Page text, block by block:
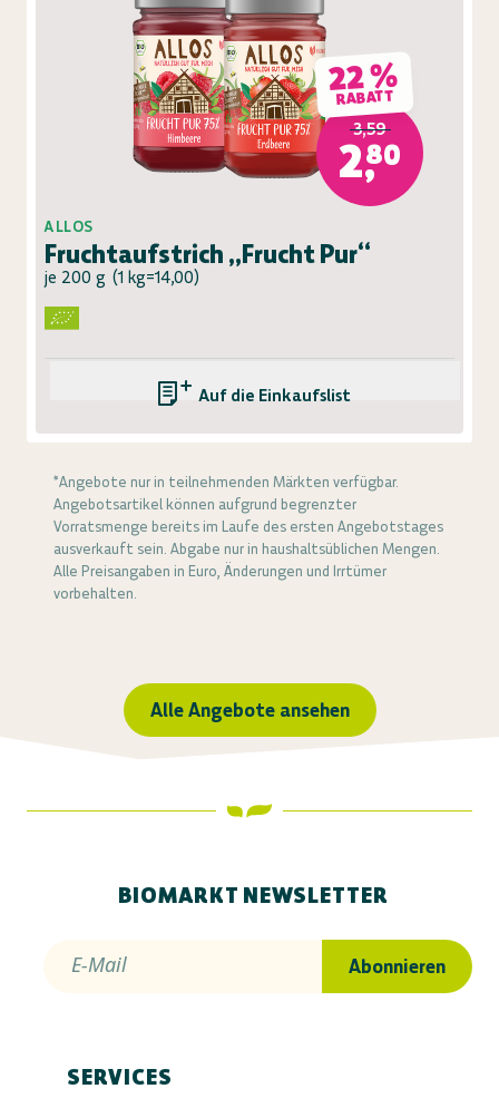
22 %
RABATT
3,59
2,80
ALLOS
Fruchtaufstrich „Frucht Pur“
je 200 g (1 kg=14,00)
Auf die Einkaufsliste
*Angebote nur in teilnehmenden Märkten verfügbar.
Angebotsartikel können aufgrund begrenzter
Vorratsmenge bereits im Laufe des ersten Angebotstages
ausverkauft sein. Abgabe nur in haushaltsüblichen Mengen.
Alle Preisangaben in Euro, Änderungen und Irrtümer
vorbehalten.
Alle Angebote ansehen
BIOMARKT NEWSLETTER
E-Mail Abonnieren
SERVICES